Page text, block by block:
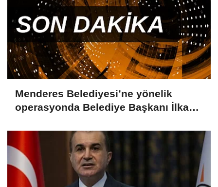
Menderes Belediyesi’ne yönelik
operasyonda Belediye Başkanı İlkay